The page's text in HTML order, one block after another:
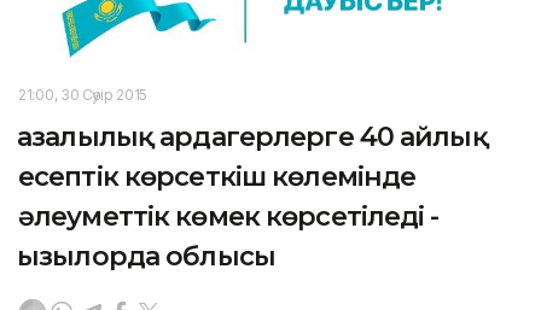
21:00, 30 Сәуір 2015
Қазалылық ардагерлерге 40 айлық
есептік көрсеткіш көлемінде
әлеуметтік көмек көрсетіледі -
Қызылорда облысы